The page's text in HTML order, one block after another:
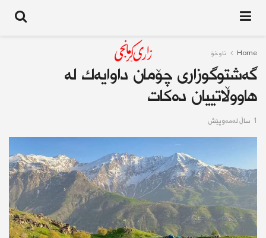
Home ناوخۆ
گەشتوگوزاری چۆمان داوایەك لە
هاووڵاتییان دەكات
1 ساڵ له‌مه‌وپێش